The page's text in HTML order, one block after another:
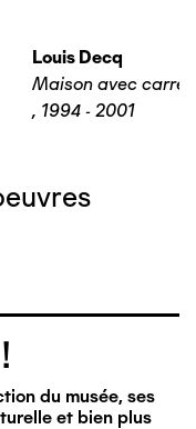
Louis Decq
Maison avec
, 1994 - 2001
du musée, ses
et bien plus